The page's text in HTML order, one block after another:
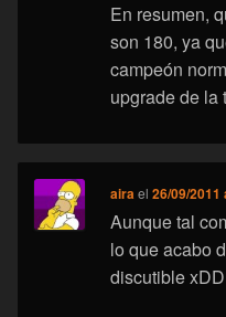
En resumen,
son 180, ya
campeón
upgrade de la
airael26/09/2011
Aunque tal
lo que acabo
discutible xDD